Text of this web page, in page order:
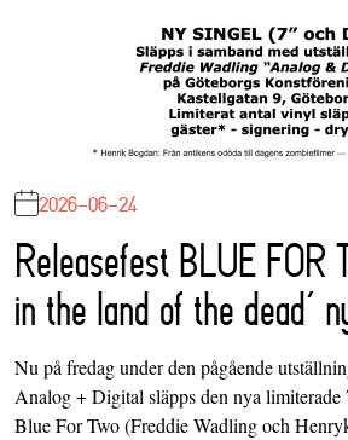
2026-06-24
Releasefest BLUE FOR
in the land of the dead’
Nu på fredag under den pågående
Analog + Digital släpps den nya
Blue For Two (Freddie Wadling och